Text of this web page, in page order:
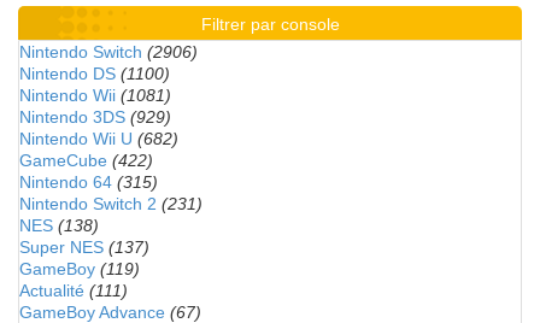
Filtrer par console
Nintendo Switch (2906)
Nintendo DS (1100)
Nintendo Wii (1081)
Nintendo 3DS (929)
Nintendo Wii U (682)
GameCube (422)
Nintendo 64 (315)
Nintendo Switch 2 (231)
NES (138)
Super NES (137)
GameBoy (119)
Actualité (111)
GameBoy Advance (67)